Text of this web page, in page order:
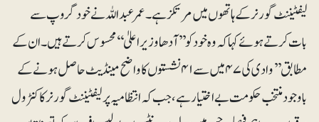
لیفٹیننٹ گورنر کے ہاتھوں میں مرتکز ہے۔ عمر عبداللہ نے خود گروپ سے
بات کرتے ہوئے کہا کہ وہ خود کو ’’آدھا وزیر اعلیٰ‘‘ محسوس کرتے ہیں۔ ان کے
مطابق ’’وادی کی ۴۷میں سے ۴۱ نشستوں کا واضح مینڈیٹ حاصل ہونے کے
باوجود منتخب حکومت بے اختیار ہے، جب کہ انتظامیہ پر لیفٹیننٹ گورنر کا کنٹرول